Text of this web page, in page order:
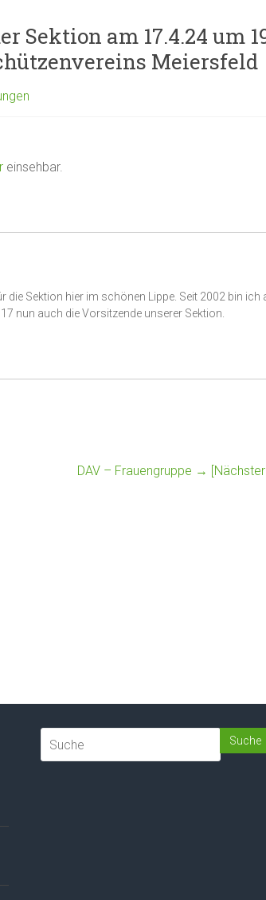
am 17.4.24 um
Meiersfeld
einsehbar.
die Sektion hier im schönen Lippe. Seit 2002 bin ich
nun auch die Vorsitzende unserer Sektion.
DAV – Frauengruppe → [Nächster